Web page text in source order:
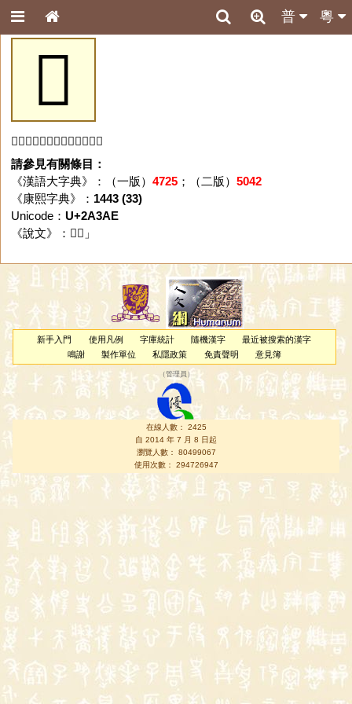
粵
普
𪎮
「𪎮」字未收錄於本資料庫。
請參見有關條目：
《漢語大字典》：（一版） 4725；（二版） 5042
《康熙字典》： 1443 (33)
Unicode： U+2A3AE
《說文》：「 𪎮 」
新手入門 使用凡例 字庫統計 隨機漢字
最近被搜索的漢字
鳴謝
製作單位 私隱政策 免責聲明 意見簿
（管理員 ）
在線人數： 2425
自 2014 年 7 月 8 日起
瀏覽人數： 80499067
使用次數： 294726947